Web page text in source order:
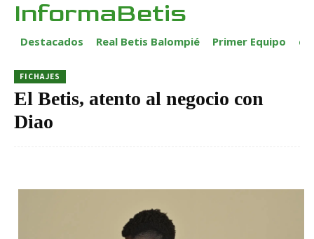
InformaBetis
Destacados Real Betis Balompié Primer Equipo
FICHAJES
El Betis, atento al negocio con
Diao